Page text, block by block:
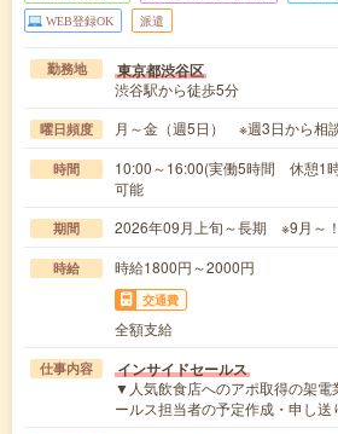
WEB登録OK 派遣
勤務地 東京都渋谷区
渋谷駅から徒歩5分
曜日頻度 月～金（週5日） ※週3日から相
時間
10:00～16:00(実働5時間 休憩1
可能
期間 2026年09月上旬～長期 ※9月～！
時給 時給1800円～2000円
交通費
全額支給
仕事内容 インサイドセールス
▼人気飲食店へのアポ取得の架電
ールス担当者の予定作成・申し